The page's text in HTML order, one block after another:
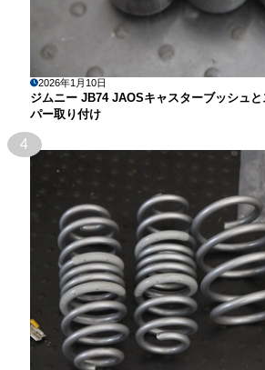
2026年1月10日
ジムニー JB74 JAOSキャスターブッシュ
パー取り付け
4